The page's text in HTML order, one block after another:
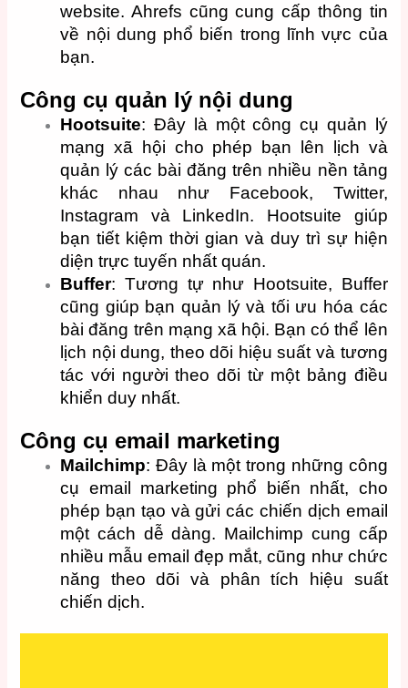
website. Ahrefs cũng cung cấp thông tin
về nội dung phổ biến trong lĩnh vực của
bạn.
Công cụ quản lý nội dung
Hootsuite: Đây là một công cụ quản lý
mạng xã hội cho phép bạn lên lịch và
quản lý các bài đăng trên nhiều nền tảng
khác nhau như Facebook, Twitter,
Instagram và LinkedIn. Hootsuite giúp
bạn tiết kiệm thời gian và duy trì sự hiện
diện trực tuyến nhất quán.
Buffer: Tương tự như Hootsuite, Buffer
cũng giúp bạn quản lý và tối ưu hóa các
bài đăng trên mạng xã hội. Bạn có thể lên
lịch nội dung, theo dõi hiệu suất và tương
tác với người theo dõi từ một bảng điều
khiển duy nhất.
Công cụ email marketing
Mailchimp: Đây là một trong những công
cụ email marketing phổ biến nhất, cho
phép bạn tạo và gửi các chiến dịch email
một cách dễ dàng. Mailchimp cung cấp
nhiều mẫu email đẹp mắt, cũng như chức
năng theo dõi và phân tích hiệu suất
chiến dịch.